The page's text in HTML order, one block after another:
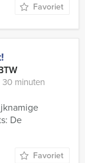
Favoriet
minuten
De
Favoriet